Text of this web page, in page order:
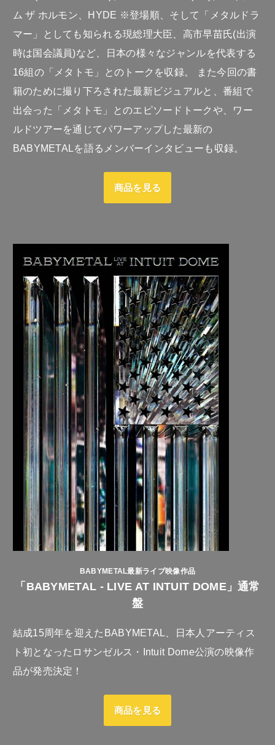
ム ザ ホルモン、HYDE ※登場順、そして「メタルドラ
マー」としても知られる現総理大臣、高市早苗氏(出演
時は国会議員)など、日本の様々なジャンルを代表する
16組の「メタトモ」とのトークを収録。 また今回の書
籍のために撮り下ろされた最新ビジュアルと、番組で
出会った「メタトモ」とのエピソードトークや、ワー
ルドツアーを通じてパワーアップした最新の
BABYMETALを語るメンバーインタビューも収録。
商品を見る
BABYMETAL最新ライブ映像作品
「BABYMETAL - LIVE AT INTUIT DOME」通常
盤
結成15周年を迎えたBABYMETAL、日本人アーティス
ト初となったロサンゼルス・Intuit Dome公演の映像作
品が発売決定！
商品を見る